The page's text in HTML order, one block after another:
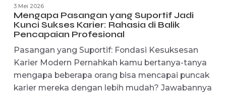
seriusnya seperti mencari pekerjaan di
Inilah yang ditawarkan oleh Jodoo, platform
dating yang kini...
Read More